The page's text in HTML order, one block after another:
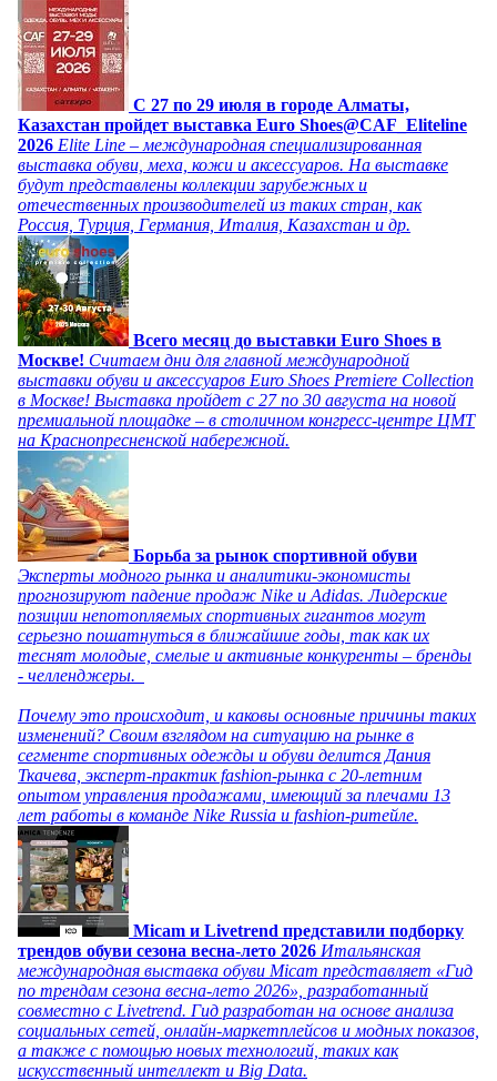
C 27 по 29 июля в городе Алматы,
Казахстан пройдет выставка Euro Shoes@CAF_Eliteline
2026 Elite Line – международная специализированная
выставка обуви, меха, кожи и аксессуаров. На выставке
будут представлены коллекции зарубежных и
отечественных производителей из таких стран, как
Россия, Турция, Германия, Италия, Казахстан и др.
Всего месяц до выставки Euro Shoes в
Москве! Считаем дни для главной международной
выставки обуви и аксессуаров Euro Shoes Premiere Collection
в Москве! Выставка пройдет с 27 по 30 августа на новой
премиальной площадке – в столичном конгресс-центре ЦМТ
на Краснопресненской набережной.
Борьба за рынок спортивной обуви
Эксперты модного рынка и аналитики-экономисты
прогнозируют падение продаж Nike и Adidas. Лидерские
позиции непотопляемых спортивных гигантов могут
серьезно пошатнуться в ближайшие годы, так как их
теснят молодые, смелые и активные конкуренты – бренды
- челленджеры.
Почему это происходит, и каковы основные причины таких
изменений? Своим взглядом на ситуацию на рынке в
сегменте спортивных одежды и обуви делится Дания
Ткачева, эксперт-практик fashion-рынка с 20-летним
опытом управления продажами, имеющий за плечами 13
лет работы в команде Nike Russia и fashion-ритейле.
Micam и Livetrend представили подборку
трендов обуви сезона весна-лето 2026 Итальянская
международная выставка обуви Micam представляет «Гид
по трендам сезона весна-лето 2026», разработанный
совместно с Livetrend. Гид разработан на основе анализа
социальных сетей, онлайн-маркетплейсов и модных показов,
а также с помощью новых технологий, таких как
искусственный интеллект и Big Data.